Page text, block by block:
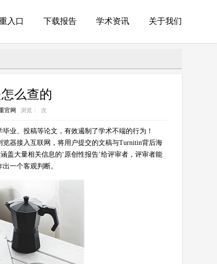
入口 下载报告 学术资讯 关于我们
么查的
官网 浏览： 次
业、投稿等论文，有效遏制了学术不端的行为！
器接入互联网，将用户提交的文稿与Turnitin背后海
盖大量相关信息的‘原创性报告’给评审者，评审者能
一个客观判断。